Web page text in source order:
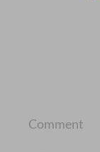
Comment